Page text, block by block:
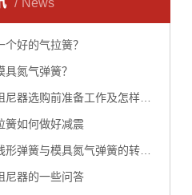
News
个好的气拉簧？
氮气弹簧？
选购前准备工作及怎样选到质量好的
簧如何做好减震
弹簧与模具氮气弹簧的转换？
尼器的一些问答